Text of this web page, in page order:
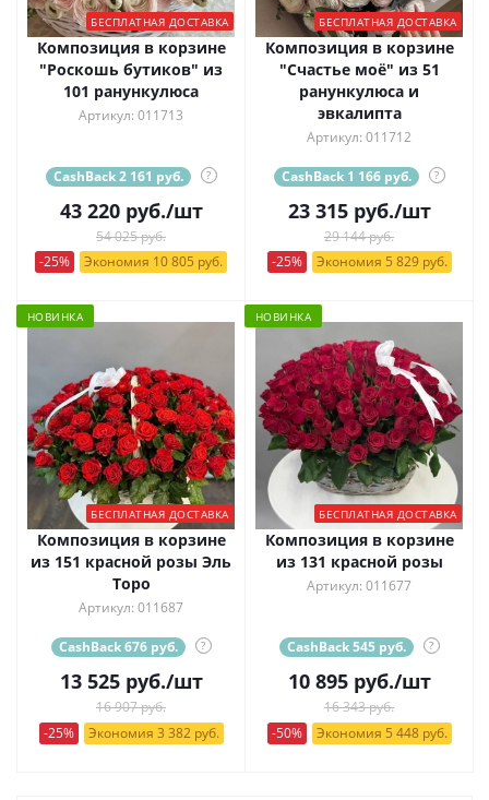
БЕСПЛАТНАЯ ДОСТАВКА
Композиция в корзине
"Роскошь бутиков" из
101 ранункулюса
Артикул: 011713
CashBack 2 161 руб. ?
43 220руб./шт
54 025 руб.
-25%
Экономия 10 805 руб.
БЕСПЛАТНАЯ ДОСТАВКА
Композиция в корзине
"Счастье моё" из 51
ранункулюса и
эвкалипта
Артикул: 011712
CashBack 1 166 руб. ?
23 315руб./шт
29 144 руб.
-25%
Экономия 5 829 руб.
НОВИНКА
БЕСПЛАТНАЯ ДОСТАВКА
Композиция в корзине
из 151 красной розы Эль
Торо
Артикул: 011687
CashBack 676 руб. ?
13 525руб./шт
16 907 руб.
-25%
Экономия 3 382 руб.
НОВИНКА
БЕСПЛАТНАЯ ДОСТАВКА
Композиция в корзине
из 131 красной розы
Артикул: 011677
CashBack 545 руб. ?
10 895руб./шт
16 343 руб.
-50%
Экономия 5 448 руб.